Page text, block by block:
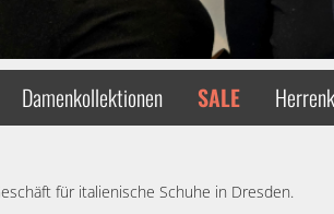
Damenkollektionen SALE
für italienische Schuhe in Dresden.